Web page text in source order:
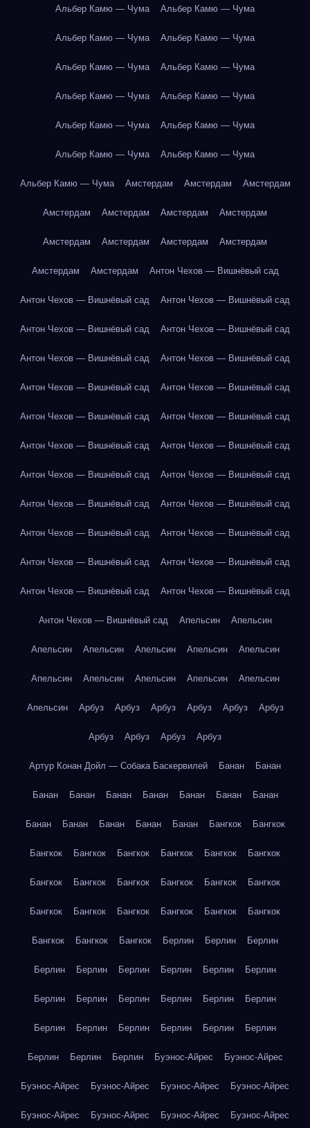
Альбер Камю — Чума Альбер Камю — Чума
Альбер Камю — Чума Альбер Камю — Чума
Альбер Камю — Чума Альбер Камю — Чума
Альбер Камю — Чума Альбер Камю — Чума
Альбер Камю — Чума Альбер Камю — Чума
Альбер Камю — Чума Альбер Камю — Чума
Альбер Камю — Чума Амстердам Амстердам Амстердам
Амстердам Амстердам Амстердам Амстердам
Амстердам Амстердам Амстердам Амстердам
Амстердам Амстердам Антон Чехов — Вишнёвый сад
Антон Чехов — Вишнёвый сад Антон Чехов — Вишнёвый сад
Антон Чехов — Вишнёвый сад Антон Чехов — Вишнёвый сад
Антон Чехов — Вишнёвый сад Антон Чехов — Вишнёвый сад
Антон Чехов — Вишнёвый сад Антон Чехов — Вишнёвый сад
Антон Чехов — Вишнёвый сад Антон Чехов — Вишнёвый сад
Антон Чехов — Вишнёвый сад Антон Чехов — Вишнёвый сад
Антон Чехов — Вишнёвый сад Антон Чехов — Вишнёвый сад
Антон Чехов — Вишнёвый сад Антон Чехов — Вишнёвый сад
Антон Чехов — Вишнёвый сад Антон Чехов — Вишнёвый сад
Антон Чехов — Вишнёвый сад Антон Чехов — Вишнёвый сад
Антон Чехов — Вишнёвый сад Антон Чехов — Вишнёвый сад
Антон Чехов — Вишнёвый сад Апельсин Апельсин
Апельсин Апельсин Апельсин Апельсин Апельсин
Апельсин Апельсин Апельсин Апельсин Апельсин
Апельсин Арбуз Арбуз Арбуз Арбуз Арбуз Арбуз
Арбуз Арбуз Арбуз Арбуз
Артур Конан Дойл — Собака Баскервилей Банан Банан
Банан Банан Банан Банан Банан Банан Банан
Банан Банан Банан Банан Банан Бангкок Бангкок
Бангкок Бангкок Бангкок Бангкок Бангкок Бангкок
Бангкок Бангкок Бангкок Бангкок Бангкок Бангкок
Бангкок Бангкок Бангкок Бангкок Бангкок Бангкок
Бангкок Бангкок Бангкок Берлин Берлин Берлин
Берлин Берлин Берлин Берлин Берлин Берлин
Берлин Берлин Берлин Берлин Берлин Берлин
Берлин Берлин Берлин Берлин Берлин Берлин
Берлин Берлин Берлин Буэнос-Айрес Буэнос-Айрес
Буэнос-Айрес Буэнос-Айрес Буэнос-Айрес Буэнос-Айрес
Буэнос-Айрес Буэнос-Айрес Буэнос-Айрес Буэнос-Айрес